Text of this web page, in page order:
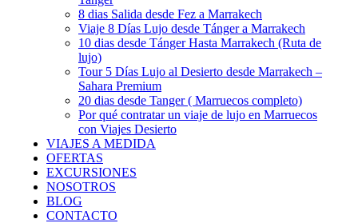
8 dias Salida desde Fez a Marrakech
Viaje 8 Días Lujo desde Tánger a Marrakech
10 dias desde Tánger Hasta Marrakech (Ruta de
lujo)
Tour 5 Días Lujo al Desierto desde Marrakech –
Sahara Premium
20 dias desde Tanger ( Marruecos completo)
Por qué contratar un viaje de lujo en Marruecos
con Viajes Desierto
VIAJES A MEDIDA
OFERTAS
EXCURSIONES
NOSOTROS
BLOG
CONTACTO